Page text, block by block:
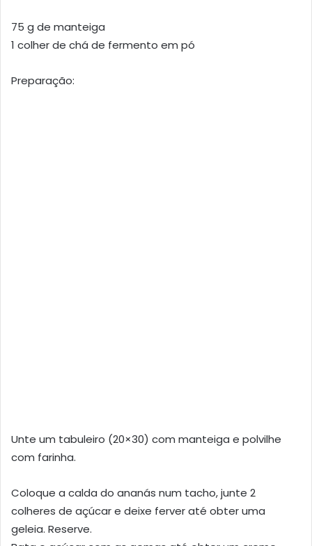
75 g de manteiga
1 colher de chá de fermento em pó
Preparação:
Unte um tabuleiro (20×30) com manteiga e polvilhe
com farinha.
Coloque a calda do ananás num tacho, junte 2
colheres de açúcar e deixe ferver até obter uma
geleia. Reserve.